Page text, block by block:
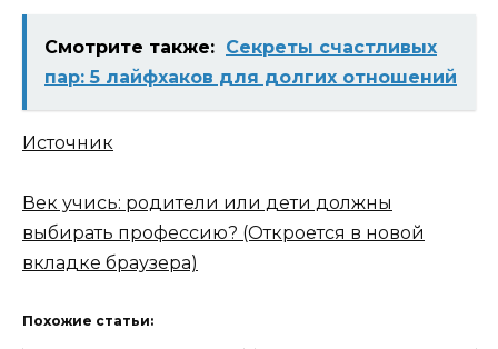
Смотрите также: Секреты счастливых
пар: 5 лайфхаков для долгих отношений
Источник
Век учись: родители или дети должны
выбирать профессию? (Откроется в новой
вкладке браузера)
Похожие статьи: